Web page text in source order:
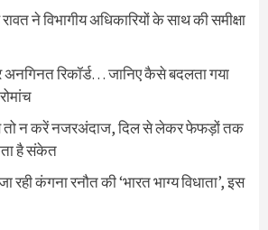
रावत ने विभागीय अधिकारियों के साथ की समीक्षा
रिकॉर्ड… जानिए कैसे बदलता गया
तो न करें नजरअंदाज, दिल से लेकर फेफड़ों तक
है संकेत
कंगना रनौत की ‘भारत भाग्य विधाता’, इस